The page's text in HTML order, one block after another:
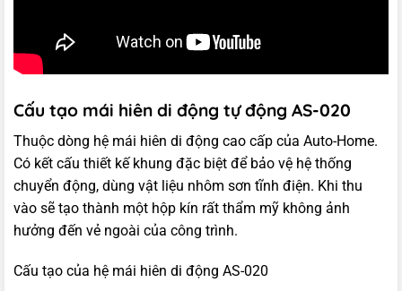
Cấu tạo mái hiên di động tự động AS-020
Thuộc dòng hệ mái hiên di động cao cấp của Auto-Home.
Có kết cấu thiết kế khung đặc biệt để bảo vệ hệ thống
chuyển động, dùng vật liệu nhôm sơn tĩnh điện. Khi thu
vào sẽ tạo thành một hộp kín rất thẩm mỹ không ảnh
hưởng đến vẻ ngoài của công trình.
Cấu tạo của hệ mái hiên di động AS-020